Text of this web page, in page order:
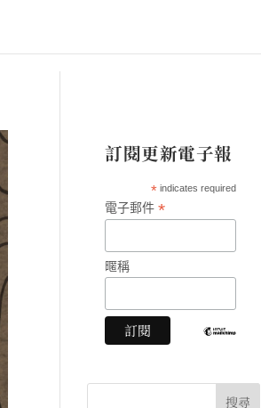
訂閱更新電子報
* indicates required
電子郵件*
暱稱